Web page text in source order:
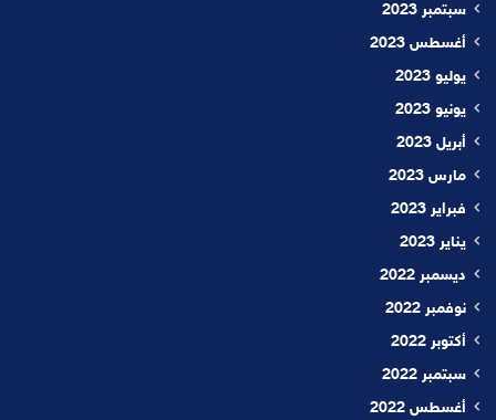
سبتمبر 2023
أغسطس 2023
يوليو 2023
يونيو 2023
أبريل 2023
مارس 2023
فبراير 2023
يناير 2023
ديسمبر 2022
نوفمبر 2022
أكتوبر 2022
سبتمبر 2022
أغسطس 2022